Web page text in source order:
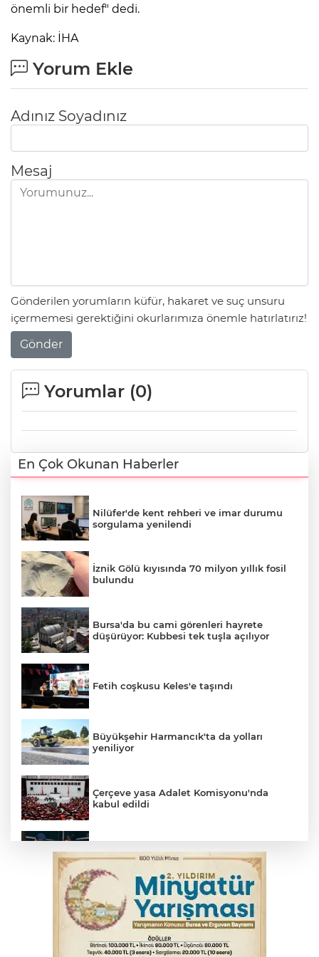
önemli bir hedef" dedi.
Kaynak: İHA
Yorum Ekle
Adınız Soyadınız
Mesaj
Gönderilen yorumların küfür, hakaret ve suç unsuru
içermemesi gerektiğini okurlarımıza önemle hatırlatırız!
Gönder
Yorumlar (0)
En Çok Okunan Haberler
Nilüfer'de kent rehberi ve imar durumu
sorgulama yenilendi
İznik Gölü kıyısında 70 milyon yıllık fosil
bulundu
Bursa'da bu cami görenleri hayrete
düşürüyor: Kubbesi tek tuşla açılıyor
Fetih coşkusu Keles'e taşındı
Büyükşehir Harmancık'ta da yolları
yeniliyor
Çerçeve yasa Adalet Komisyonu'nda
kabul edildi
kişi tutuklandı
İnegöl’de yangın paniği! Apartmana
sıçrayan alevler söndürüldü